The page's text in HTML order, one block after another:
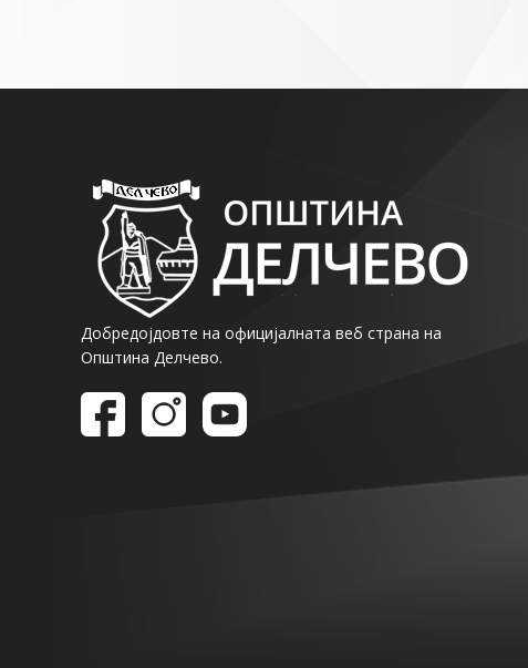
Добредојдовте на официјалната веб страна на
Општина Делчево.